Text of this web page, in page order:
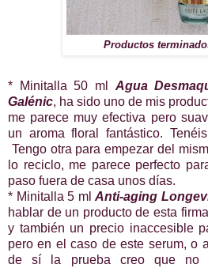
Productos
* Minitalla 50 ml Agua
Galénic, ha sido uno de mis
me parece muy efectiva pero
un aroma floral fantástico.
Tengo otra para empezar del
lo reciclo, me parece perfecto
paso fuera de casa unos días.
* Minitalla 5 mlAnti-aging
hablar de un producto de esta
y también un precio inaccesible
pero en el caso de este serum, o
de sí la prueba creo que no